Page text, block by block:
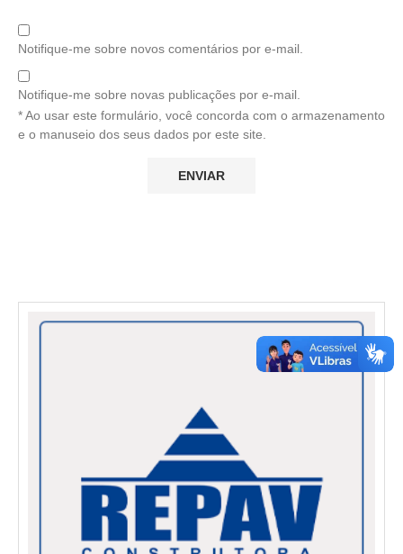
Notifique-me sobre novos comentários por e-mail.
Notifique-me sobre novas publicações por e-mail.
* Ao usar este formulário, você concorda com o armazenamento
e o manuseio dos seus dados por este site.